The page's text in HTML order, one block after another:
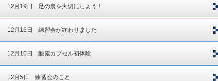
12月19日 足の裏を大切にしよう！
12月16日 練習会が終わりました
12月10日 酸素カプセル初体験
12月5日 練習会のこと